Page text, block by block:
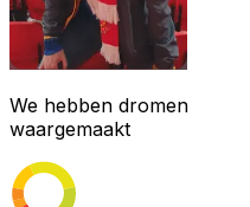
We hebben dromen
waargemaakt